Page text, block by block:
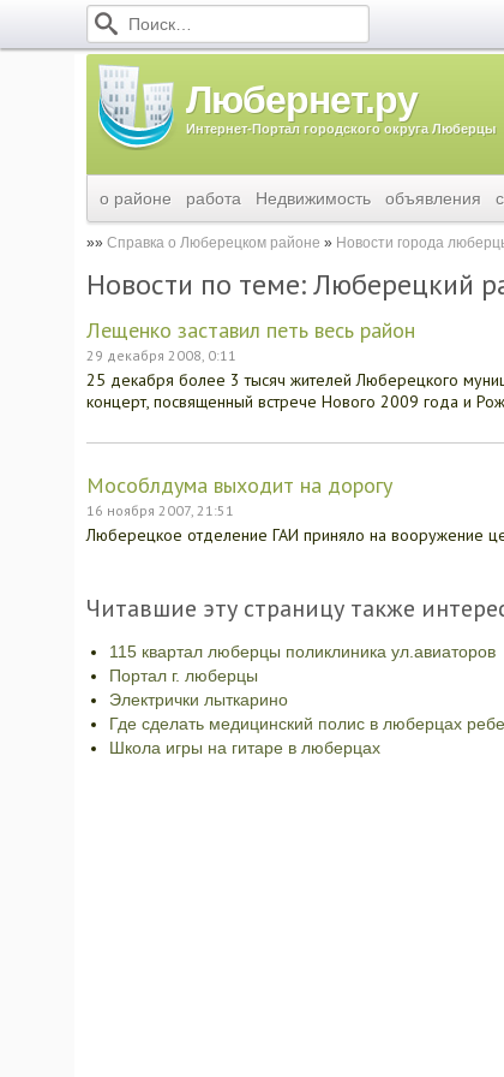
Любернет.ру
Интернет-Портал городского округа Люберцы
о районе работа Недвижимость объявления
Справка о Люберецком районе Новости города
Новости по теме: Люберецкий
Лещенко заставил петь весь район
29 декабря 2008, 0:11
25 декабря более 3 тысяч жителей Люберецкого
концерт, посвященный встрече Нового 2009 года и
Мособлдума выходит на дорогу
16 ноября 2007, 21:51
Люберецкое отделение ГАИ приняло на вооружение
Читавшие эту страницу также
115 квартал люберцы поликлиника ул.авиаторов
Портал г. люберцы
Электрички лыткарино
Где сделать медицинский полис в люберцах
Школа игры на гитаре в люберцах